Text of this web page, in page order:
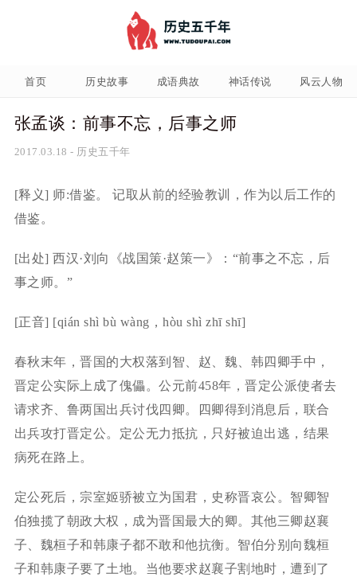
首页 历史故事 成语典故 神话传说 风云人物
张孟谈：前事不忘，后事之师
2017.03.18 - 历史五千年
[释义] 师:借鉴。 记取从前的经验教训，作为以后工作的
借鉴。
[出处] 西汉·刘向《战国策·赵策一》：“前事之不忘，后
事之师。”
[正音] [qián shì bù wàng，hòu shì zhī shī]
春秋末年，晋国的大权落到智、赵、魏、韩四卿手中，
晋定公实际上成了傀儡。公元前458年，晋定公派使者去
请求齐、鲁两国出兵讨伐四卿。四卿得到消息后，联合
出兵攻打晋定公。定公无力抵抗，只好被迫出逃，结果
病死在路上。
定公死后，宗室姬骄被立为国君，史称晋哀公。智卿智
伯独揽了朝政大权，成为晋国最大的卿。其他三卿赵襄
子、魏桓子和韩康子都不敢和他抗衡。智伯分别向魏桓
子和韩康子要了土地。当他要求赵襄子割地时，遭到了